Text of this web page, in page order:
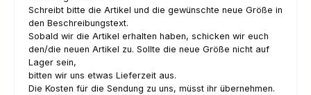
Schreibt bitte die Artikel und die gewünschte neue Größe in
den Beschreibungstext.
Sobald wir die Artikel erhalten haben, schicken wir euch
den/die neuen Artikel zu. Sollte die neue Größe nicht auf
Lager sein,
bitten wir uns etwas Lieferzeit aus.
Die Kosten für die Sendung zu uns, müsst ihr übernehmen.